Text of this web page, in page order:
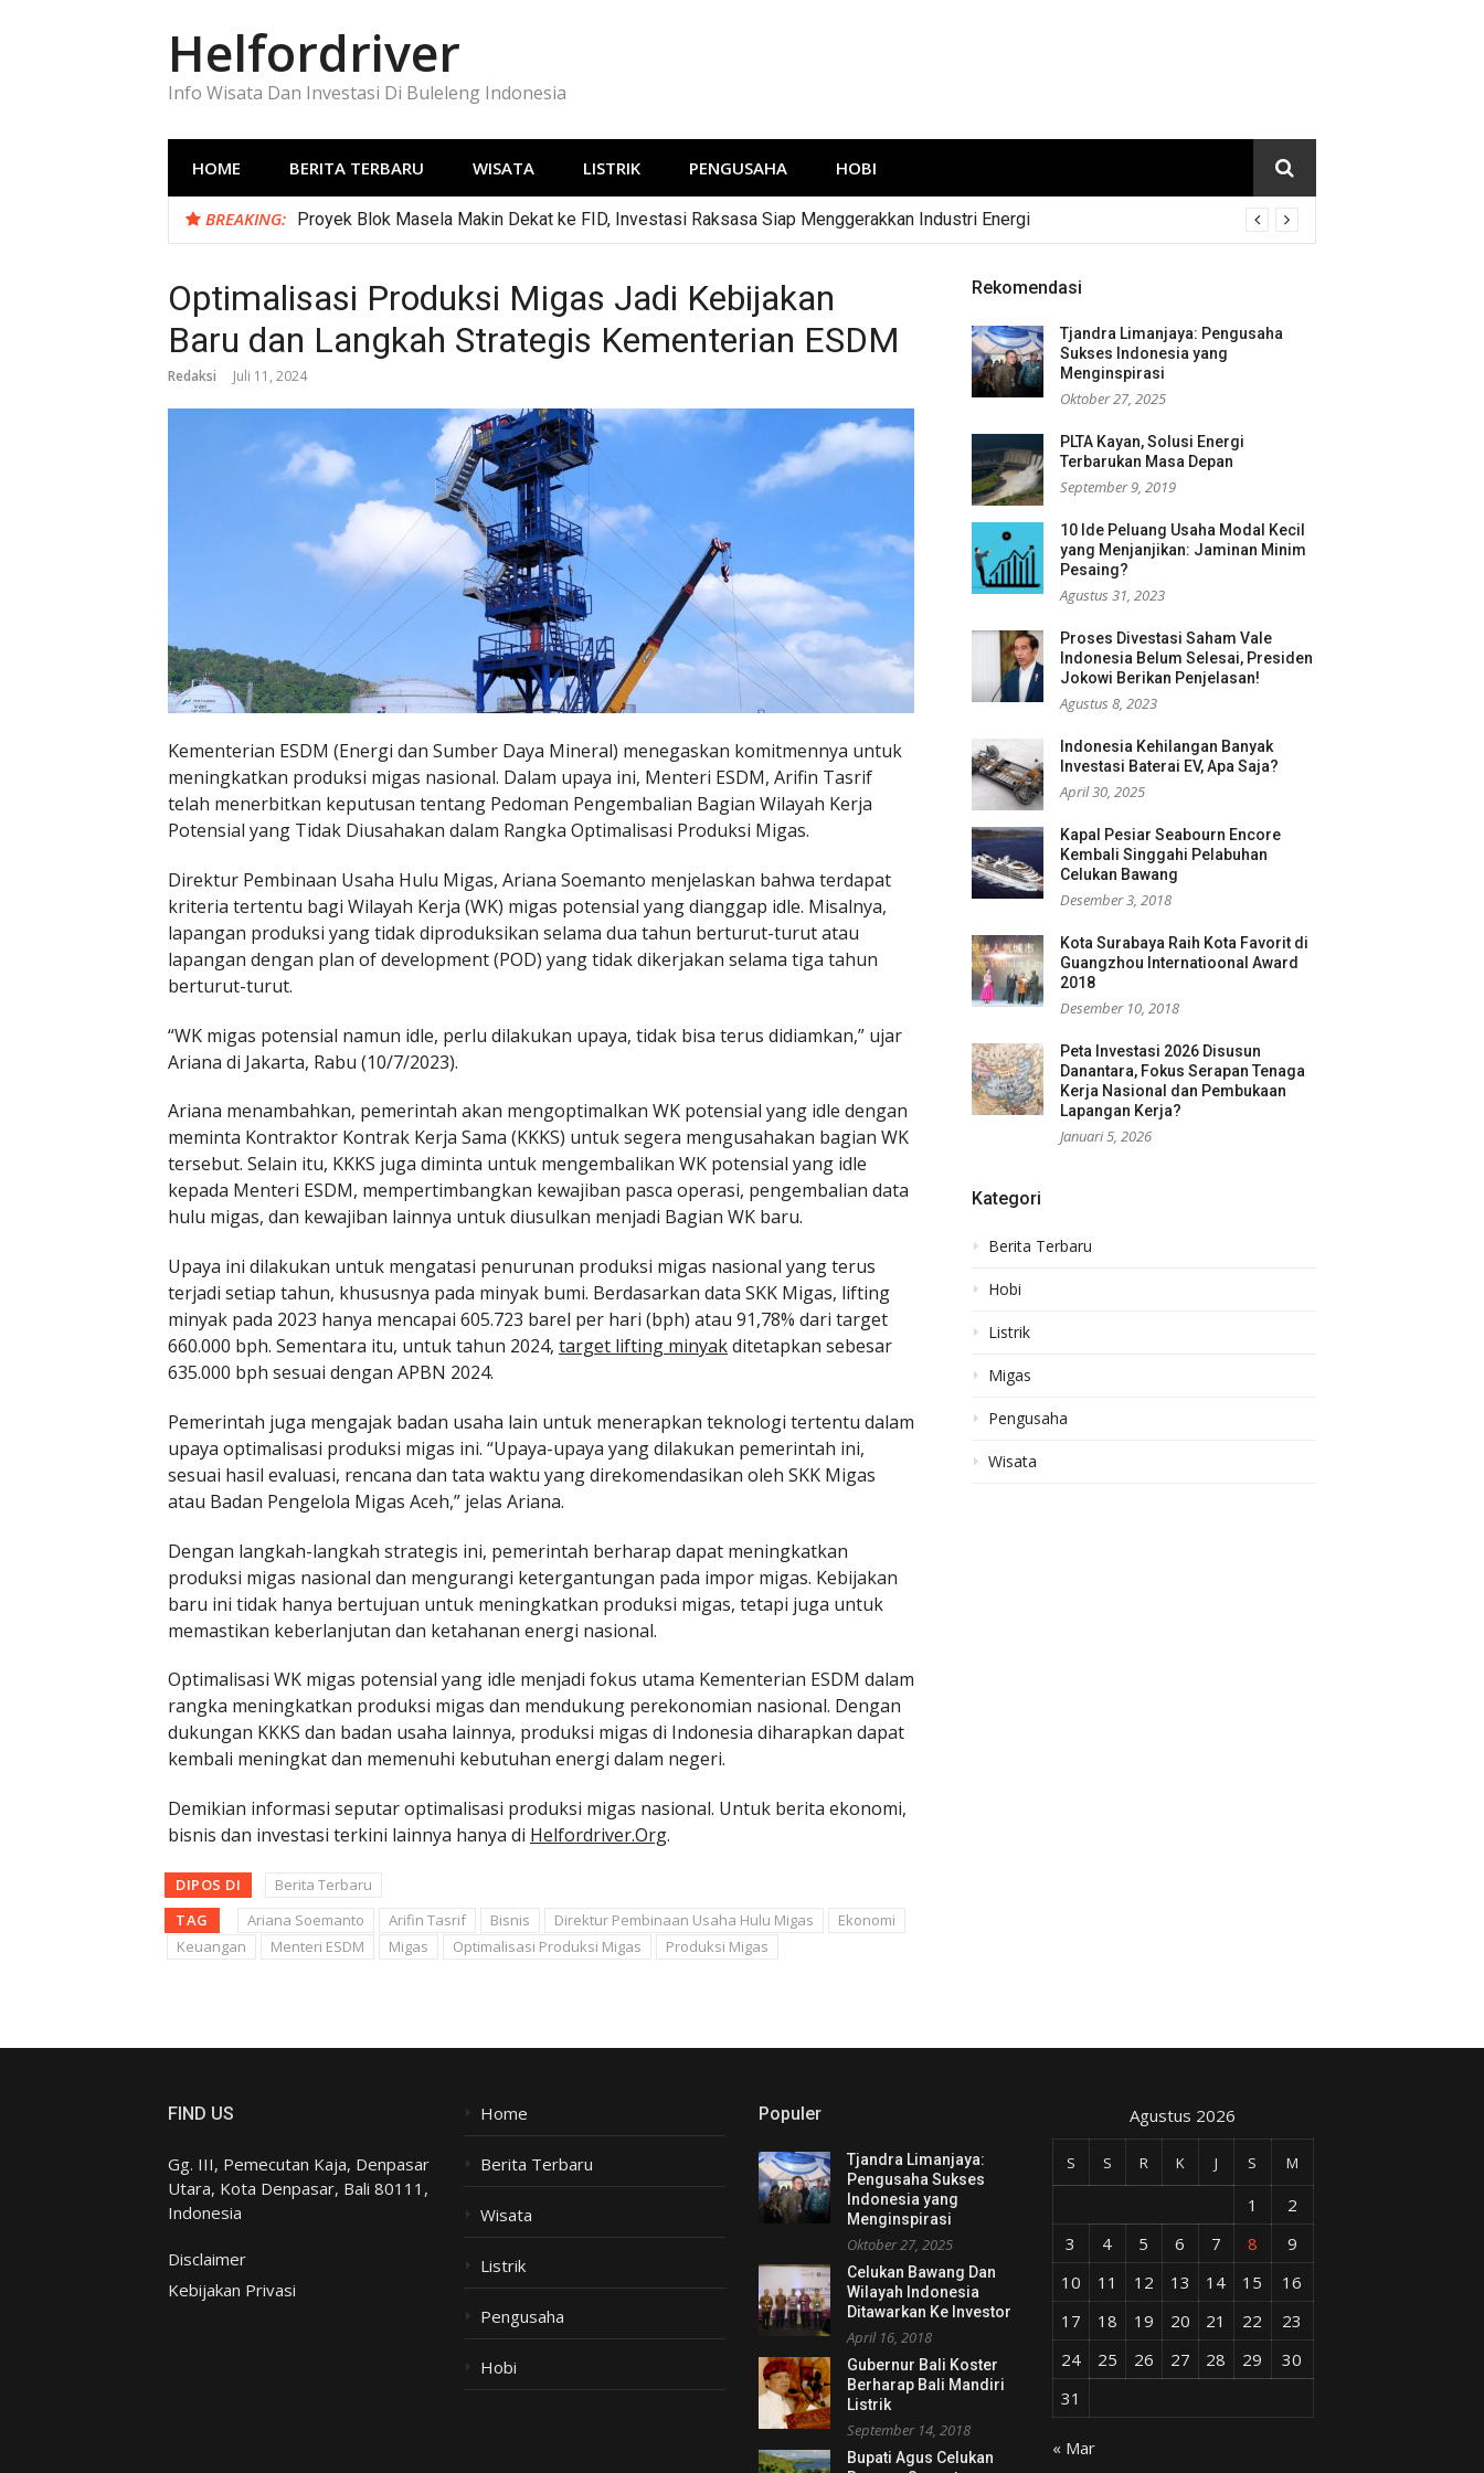
Helfordriver
Info Wisata Dan Investasi Di Buleleng Indonesia
HOME BERITA TERBARU WISATA LISTRIK PENGUSAHA HOBI
BREAKING: Proyek Blok Masela Makin Dekat ke FID, Investasi Raksasa Siap Menggerakkan Industri Energi
Optimalisasi Produksi Migas Jadi Kebijakan
Baru dan Langkah Strategis Kementerian ESDM
Redaksi Juli 11, 2024
Kementerian ESDM (Energi dan Sumber Daya Mineral) menegaskan komitmennya untuk
meningkatkan produksi migas nasional. Dalam upaya ini, Menteri ESDM, Arifin Tasrif
telah menerbitkan keputusan tentang Pedoman Pengembalian Bagian Wilayah Kerja
Potensial yang Tidak Diusahakan dalam Rangka Optimalisasi Produksi Migas.
Direktur Pembinaan Usaha Hulu Migas, Ariana Soemanto menjelaskan bahwa terdapat
kriteria tertentu bagi Wilayah Kerja (WK) migas potensial yang dianggap idle. Misalnya,
lapangan produksi yang tidak diproduksikan selama dua tahun berturut-turut atau
lapangan dengan plan of development (POD) yang tidak dikerjakan selama tiga tahun
berturut-turut.
“WK migas potensial namun idle, perlu dilakukan upaya, tidak bisa terus didiamkan,” ujar
Ariana di Jakarta, Rabu (10/7/2023).
Ariana menambahkan, pemerintah akan mengoptimalkan WK potensial yang idle dengan
meminta Kontraktor Kontrak Kerja Sama (KKKS) untuk segera mengusahakan bagian WK
tersebut. Selain itu, KKKS juga diminta untuk mengembalikan WK potensial yang idle
kepada Menteri ESDM, mempertimbangkan kewajiban pasca operasi, pengembalian data
hulu migas, dan kewajiban lainnya untuk diusulkan menjadi Bagian WK baru.
Upaya ini dilakukan untuk mengatasi penurunan produksi migas nasional yang terus
terjadi setiap tahun, khususnya pada minyak bumi. Berdasarkan data SKK Migas, lifting
minyak pada 2023 hanya mencapai 605.723 barel per hari (bph) atau 91,78% dari target
660.000 bph. Sementara itu, untuk tahun 2024, target lifting minyakditetapkan sebesar
635.000 bph sesuai dengan APBN 2024.
Pemerintah juga mengajak badan usaha lain untuk menerapkan teknologi tertentu dalam
upaya optimalisasi produksi migas ini. “Upaya-upaya yang dilakukan pemerintah ini,
sesuai hasil evaluasi, rencana dan tata waktu yang direkomendasikan oleh SKK Migas
atau Badan Pengelola Migas Aceh,” jelas Ariana.
Dengan langkah-langkah strategis ini, pemerintah berharap dapat meningkatkan
produksi migas nasional dan mengurangi ketergantungan pada impor migas. Kebijakan
baru ini tidak hanya bertujuan untuk meningkatkan produksi migas, tetapi juga untuk
memastikan keberlanjutan dan ketahanan energi nasional.
Optimalisasi WK migas potensial yang idle menjadi fokus utama Kementerian ESDM dalam
rangka meningkatkan produksi migas dan mendukung perekonomian nasional. Dengan
dukungan KKKS dan badan usaha lainnya, produksi migas di Indonesia diharapkan dapat
kembali meningkat dan memenuhi kebutuhan energi dalam negeri.
Demikian informasi seputar optimalisasi produksi migas nasional. Untuk berita ekonomi,
bisnis dan investasi terkini lainnya hanya di Helfordriver.Org.
DIPOS DI
Berita Terbaru
TAG
Ariana Soemanto Arifin Tasrif Bisnis Direktur Pembinaan Usaha Hulu Migas
Ekonomi
Keuangan
Menteri ESDM Migas Optimalisasi Produksi Migas Produksi Migas
Rekomendasi
Tjandra Limanjaya: Pengusaha
Sukses Indonesia yang
Menginspirasi
Oktober 27, 2025
PLTA Kayan, Solusi Energi
Terbarukan Masa Depan
September 9, 2019
10 Ide Peluang Usaha Modal Kecil
yang Menjanjikan: Jaminan Minim
Pesaing?
Agustus 31, 2023
Proses Divestasi Saham Vale
Indonesia Belum Selesai, Presiden
Jokowi Berikan Penjelasan!
Agustus 8, 2023
Indonesia Kehilangan Banyak
Investasi Baterai EV, Apa Saja?
April 30, 2025
Kapal Pesiar Seabourn Encore
Kembali Singgahi Pelabuhan
Celukan Bawang
Desember 3, 2018
Kota Surabaya Raih Kota Favorit di
Guangzhou Internatioonal Award
2018
Desember 10, 2018
Peta Investasi 2026 Disusun
Danantara, Fokus Serapan Tenaga
Kerja Nasional dan Pembukaan
Lapangan Kerja?
Januari 5, 2026
Kategori
Berita Terbaru
Hobi
Listrik
Migas
Pengusaha
Wisata
FIND US
Gg. III, Pemecutan Kaja, Denpasar
Utara, Kota Denpasar, Bali 80111,
Indonesia
Disclaimer
Kebijakan Privasi
Home
Berita Terbaru
Wisata
Listrik
Pengusaha
Hobi
Populer
Tjandra Limanjaya:
Pengusaha Sukses
Indonesia yang
Menginspirasi
Oktober 27, 2025
Celukan Bawang Dan
Wilayah Indonesia
Ditawarkan Ke Investor
April 16, 2018
Gubernur Bali Koster
Berharap Bali Mandiri
Listrik
September 14, 2018
Bupati Agus Celukan
Agustus 2026
S S R K J S M
1
2
3
4 5 6 7 8
9
10
11 12 13 14 15
16
17
18 19 20 21 22
23
24
25 26 27 28 29
30
31
« Mar